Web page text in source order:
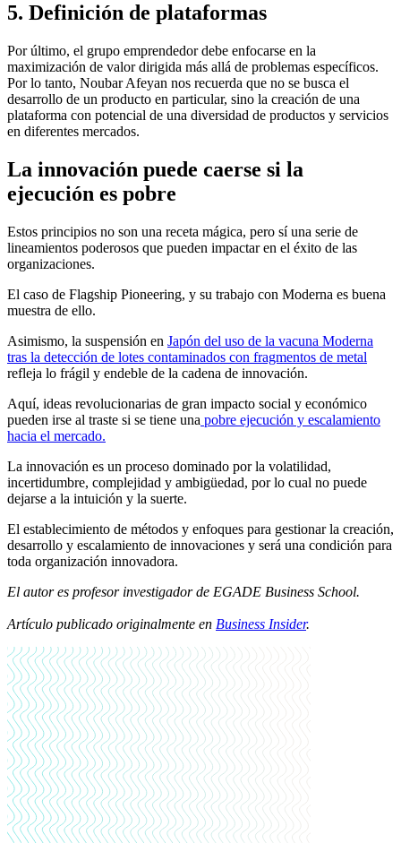
5. Definición de plataformas
Por último, el grupo emprendedor debe enfocarse en la
maximización de valor dirigida más allá de problemas específicos.
Por lo tanto, Noubar Afeyan nos recuerda que no se busca el
desarrollo de un producto en particular, sino la creación de una
plataforma con potencial de una diversidad de productos y servicios
en diferentes mercados.
La innovación puede caerse si la
ejecución es pobre
Estos principios no son una receta mágica, pero sí una serie de
lineamientos poderosos que pueden impactar en el éxito de las
organizaciones.
El caso de Flagship Pioneering, y su trabajo con Moderna es buena
muestra de ello.
Asimismo, la suspensión en Japón del uso de la vacuna Moderna
tras la detección de lotes contaminados con fragmentos de metal
refleja lo frágil y endeble de la cadena de innovación.
Aquí, ideas revolucionarias de gran impacto social y económico
pueden irse al traste si se tiene una pobre ejecución y escalamiento
hacia el mercado.
La innovación es un proceso dominado por la volatilidad,
incertidumbre, complejidad y ambigüedad, por lo cual no puede
dejarse a la intuición y la suerte.
El establecimiento de métodos y enfoques para gestionar la creación,
desarrollo y escalamiento de innovaciones y será una condición para
toda organización innovadora.
El autor es profesor investigador de EGADE Business School.
Artículo publicado originalmente en Business Insider.